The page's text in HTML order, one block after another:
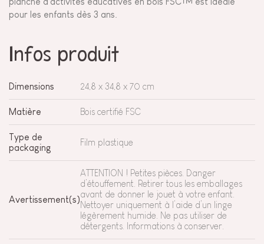
pour les enfants dès 3 ans.
Infos produit
Dimensions 24,8 x 34,8 x 70 cm
Matière Bois certifié FSC
Type de
packaging
Film plastique
Avertissement(s)
ATTENTION ! Petites pièces. Danger
d’étouffement. Retirer tous les emballages
avant de donner le jouet à votre enfant.
Nettoyer uniquement à l’aide d’un linge
légèrement humide. Ne pas utiliser de
détergents. Informations à conserver.